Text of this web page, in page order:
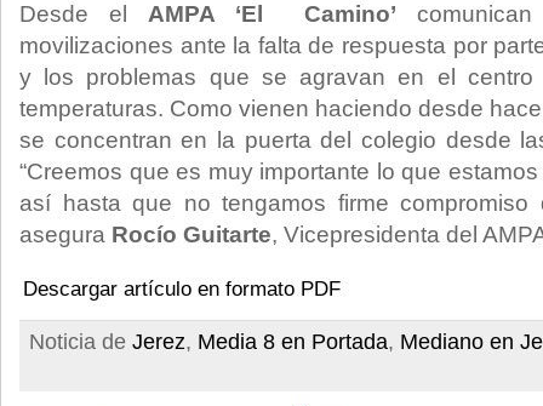
Desde el AMPA ‘El Camino’
movilizaciones ante la falta de respuesta por
y los problemas que se agravan en el
temperaturas. Como vienen haciendo desde
se concentran en la puerta del colegio desde
“Creemos que es muy importante lo que
así hasta que no tengamos firme compromiso
asegura Rocío Guitarte, Vicepresidenta del
Descargar artículo en formato PDF
Noticia de Jerez, Media 8 en Portada, Mediano en